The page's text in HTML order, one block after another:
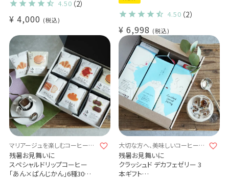
マンボビピ ヨウソロー (dl)
4.50 （2）
¥ 4,000 税込
4.50 （2）
¥ 6,998 税込
マリアージュを楽しむコーヒーギ
フト
残暑お見舞いに
スペシャルドリップコーヒー
「あん×ぱんじかん」6種30杯ギ
大切な方へ、美味しいコーヒーゼ
リーを送ろう
残暑お見舞いに
クラッシュド デカフェゼリー 3
本ギフト